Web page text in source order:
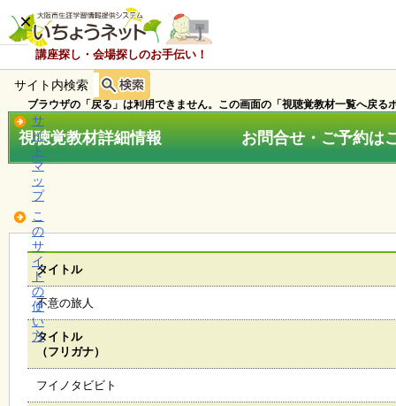
講座探し・会場探しのお手伝い！
×
ホ
ー
ム
知
ら
せ
講
座
・
イ
ベ
ト
サイト内検索
サ
イ
ト
マ
ッ
プ
こ
の
サ
イ
ト
の
使
い
方
ブラウザの「戻る」は利用できません。この画面の「視聴覚教材一覧へ戻る
視聴覚教材詳細情報 お問合せ・ご予約はこ
タイトル
不意の旅人
タイトル
（フリガナ）
フイノタビビト